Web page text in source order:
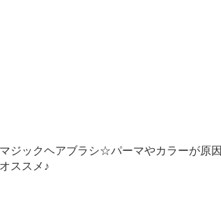
ジックヘアブラシ☆パーマやカラーが原因
ススメ♪